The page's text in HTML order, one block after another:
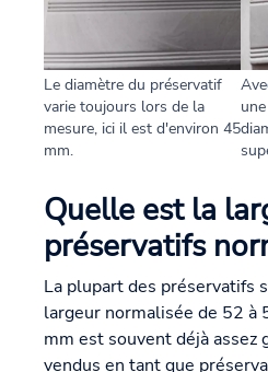
Le diamètre du préservatif
varie toujours lors de la
mesure, ici il est d'environ 45
mm.
Quelle est la
préservatifs
La plupart des préservatifs
largeur normalisée de 52 à
mm est souvent déjà assez
vendus en tant que